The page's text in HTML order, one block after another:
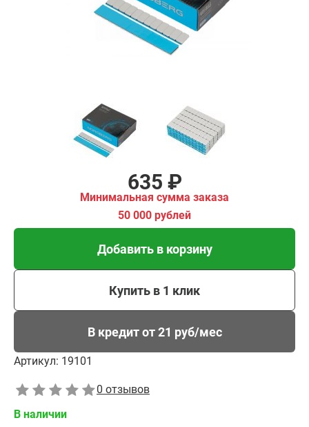
635 ₽
Минимальная сумма заказа
50 000 рублей
Добавить в корзину
Купить в 1 клик
В кредит от 21 руб/мес
Артикул: 19101
0 отзывов
В наличии
Добавить в корзину
В кредит от 21 руб/мес